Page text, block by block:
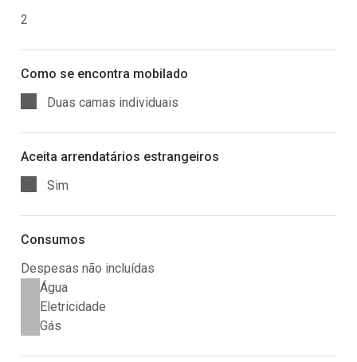
2
Como se encontra mobilado
Duas camas individuais
Aceita arrendatários estrangeiros
Sim
Consumos
Despesas não incluídas
Água
Eletricidade
Gás